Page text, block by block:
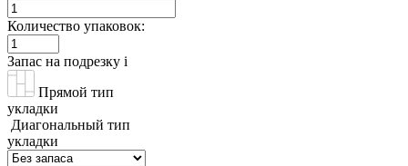
Количество упаковок:
Запас на подрезку i
Прямой тип
укладки
Диагональный тип
укладки